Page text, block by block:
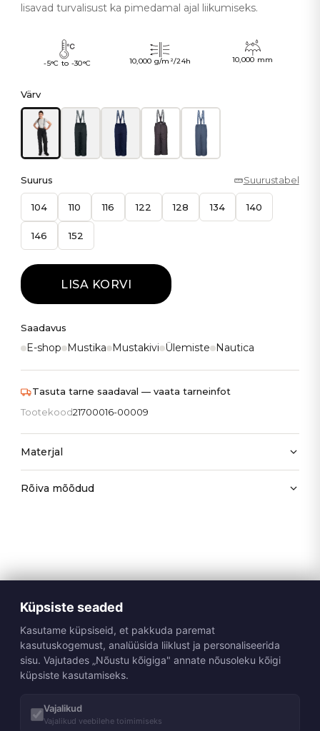
lisavad turvalisust ka pimedamal ajal liikumiseks.
-5°C to -30°C 10,000 g/m²/24h 10,000 mm
Värv
Suurus Suurustabel
104 110 116 122 128 134 140
146 152
LISA KORVI
Saadavus
E-shop Mustika Mustakivi Ülemiste Nautica
Tasuta tarne saadaval — vaata tarneinfot
Tootekood21700016-00009
Materjal
Rõiva mõõdud
Küpsiste seaded
Kasutame küpsiseid, et pakkuda paremat
kasutuskogemust, analüüsida liiklust ja personaliseerida
sisu. Vajutades „Nõustu kõigiga" annate nõusoleku kõigi
küpsiste kasutamiseks.
Vajalikud
Vajalikud veebilehe toimimiseks